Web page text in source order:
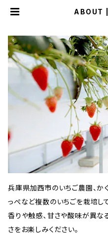
ABOUT |
兵庫県加西市のいちご農園、か
っぺなど複数のいちごを栽培して
香りや触感、甘さや酸味が異な
さをお楽しみください。